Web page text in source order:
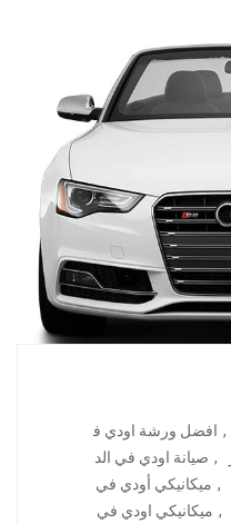
, افضل ورشة اودي ف
, صيانة اودي في الد
, ميكانيكي أودي في
, ميكانيكي اودي في